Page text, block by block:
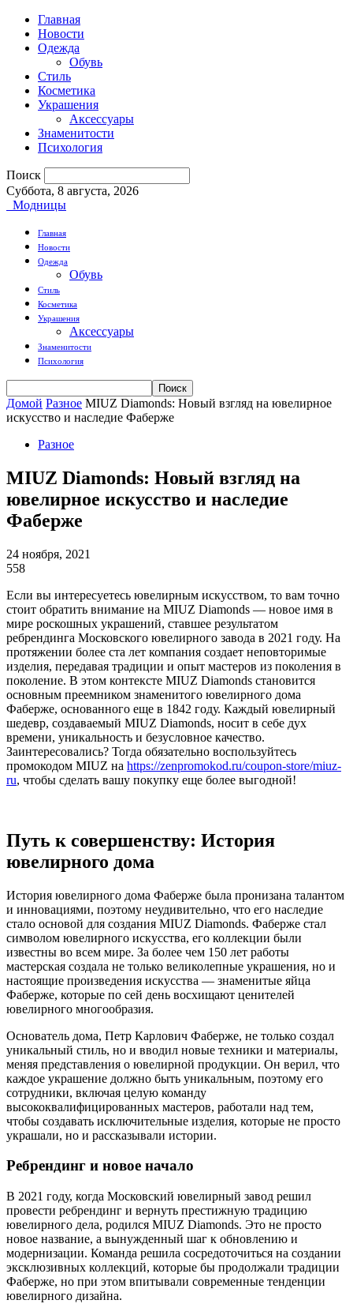
Главная
Новости
Одежда
Обувь
Стиль
Косметика
Украшения
Аксессуары
Знаменитости
Психология
Поиск
Суббота, 8 августа, 2026
Модницы
Главная
Новости
Одежда
Обувь
Стиль
Косметика
Украшения
Аксессуары
Знаменитости
Психология
Домой Разное MIUZ Diamonds: Новый взгляд на ювелирное
искусство и наследие Фаберже
Разное
MIUZ Diamonds: Новый взгляд на
ювелирное искусство и наследие
Фаберже
24 ноября, 2021
558
Если вы интересуетесь ювелирным искусством, то вам точно
стоит обратить внимание на MIUZ Diamonds — новое имя в
мире роскошных украшений, ставшее результатом
ребрендинга Московского ювелирного завода в 2021 году. На
протяжении более ста лет компания создает неповторимые
изделия, передавая традиции и опыт мастеров из поколения в
поколение. В этом контексте MIUZ Diamonds становится
основным преемником знаменитого ювелирного дома
Фаберже, основанного еще в 1842 году. Каждый ювелирный
шедевр, создаваемый MIUZ Diamonds, носит в себе дух
времени, уникальность и безусловное качество.
Заинтересовались? Тогда обязательно воспользуйтесь
промокодом MIUZ на https://zenpromokod.ru/coupon-store/miuz-
ru, чтобы сделать вашу покупку еще более выгодной!
Путь к совершенству: История
ювелирного дома
История ювелирного дома Фаберже была пронизана талантом
и инновациями, поэтому неудивительно, что его наследие
стало основой для создания MIUZ Diamonds. Фаберже стал
символом ювелирного искусства, его коллекции были
известны во всем мире. За более чем 150 лет работы
мастерская создала не только великолепные украшения, но и
настоящие произведения искусства — знаменитые яйца
Фаберже, которые по сей день восхищают ценителей
ювелирного многообразия.
Основатель дома, Петр Карлович Фаберже, не только создал
уникальный стиль, но и вводил новые техники и материалы,
меняя представления о ювелирной продукции. Он верил, что
каждое украшение должно быть уникальным, поэтому его
сотрудники, включая целую команду
высококвалифицированных мастеров, работали над тем,
чтобы создавать исключительные изделия, которые не просто
украшали, но и рассказывали истории.
Ребрендинг и новое начало
В 2021 году, когда Московский ювелирный завод решил
провести ребрендинг и вернуть престижную традицию
ювелирного дела, родился MIUZ Diamonds. Это не просто
новое название, а вынужденный шаг к обновлению и
модернизации. Команда решила сосредоточиться на создании
эксклюзивных коллекций, которые бы продолжали традиции
Фаберже, но при этом впитывали современные тенденции
ювелирного дизайна.